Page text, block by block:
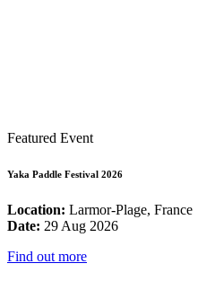
Featured Event
Yaka Paddle Festival 2026
Location: Larmor-Plage, France
Date: 29 Aug 2026
Find out more